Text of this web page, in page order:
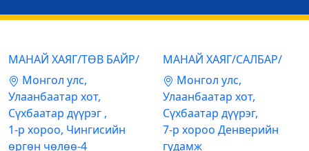
МАНАЙ ХАЯГ/ТӨВ БАЙР/
Mонгол улс,
Улаанбаатар хот,
Сүхбаатар дүүрэг ,
1-р хороо, Чингисийн
өргөн чөлөө-4
МАНАЙ ХАЯГ/САЛБАР/
Mонгол улс,
Улаанбаатар хот,
Сүхбаатар дүүрэг,
7-р хороо Денверийн
гудамж